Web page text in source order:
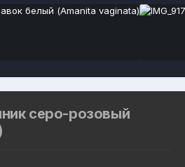
серо-розовый